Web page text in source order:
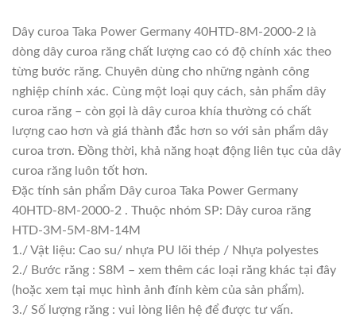
Dây curoa Taka Power Germany 40HTD-8M-2000-2 là
dòng dây curoa răng chất lượng cao có độ chính xác theo
từng bước răng. Chuyên dùng cho những ngành công
nghiệp chính xác. Cùng một loại quy cách, sản phẩm dây
curoa răng – còn gọi là dây curoa khía thường có chất
lượng cao hơn và giá thành đắc hơn so với sản phẩm dây
curoa trơn. Đồng thời, khả năng hoạt động liên tục của dây
curoa răng luôn tốt hơn.
Đặc tính sản phẩm Dây curoa Taka Power Germany
40HTD-8M-2000-2 . Thuộc nhóm SP: Dây curoa răng
HTD-3M-5M-8M-14M
1./ Vật liệu: Cao su/ nhựa PU lõi thép / Nhựa polyestes
2./ Bước răng : S8M – xem thêm các loại răng khác tại đây
(hoặc xem tại mục hình ảnh đính kèm của sản phẩm).
3./ Số lượng răng : vui lòng liên hệ để được tư vấn.